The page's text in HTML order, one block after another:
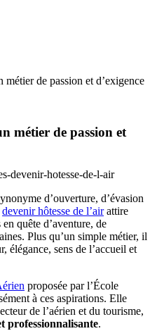
de passion et d’exigence
métier de passion et
d’ouverture, d’évasion
devenir hôtesse de l’airattire
quête d’aventure, de
Plus qu’un simple métier, il
élégance, sens de l’accueil et
proposée par l’École
à ces aspirations. Elle
de l’aérien et du tourisme,
professionnalisante.